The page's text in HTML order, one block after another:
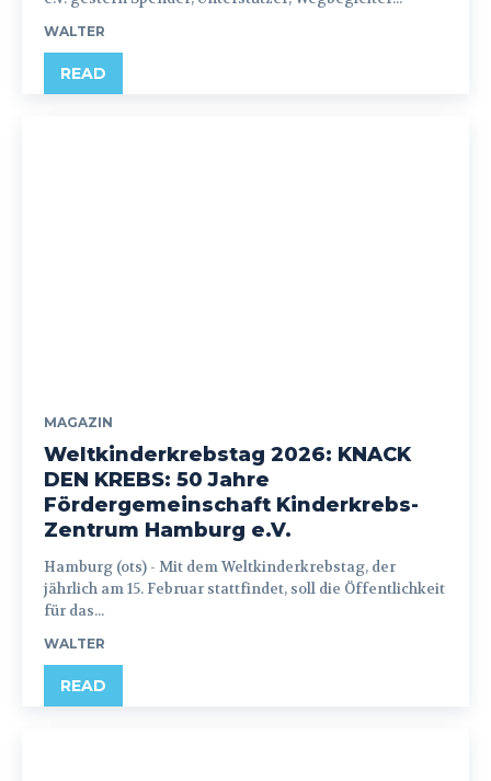
WALTER
READ
MAGAZIN
Weltkinderkrebstag 2026: KNACK
DEN KREBS: 50 Jahre
Fördergemeinschaft Kinderkrebs-
Zentrum Hamburg e.V.
Hamburg (ots) - Mit dem Weltkinderkrebstag, der
jährlich am 15. Februar stattfindet, soll die Öffentlichkeit
für das...
WALTER
READ